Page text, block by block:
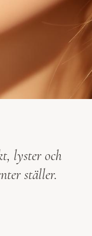
lyster och
ställer.